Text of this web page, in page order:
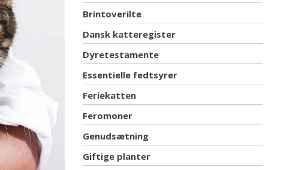
Brintoverilte
Dansk katteregister
Dyretestamente
Essentielle fedtsyrer
Feriekatten
Feromoner
Genudsætning
Giftige planter